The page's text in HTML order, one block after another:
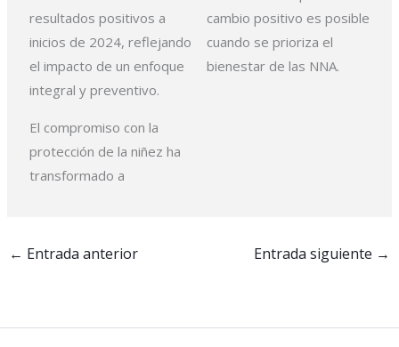
resultados positivos a
inicios de 2024, reflejando
el impacto de un enfoque
integral y preventivo.
El compromiso con la
protección de la niñez ha
transformado a
cambio positivo es posible
cuando se prioriza el
bienestar de las NNA.
← Entrada anterior Entrada siguiente →